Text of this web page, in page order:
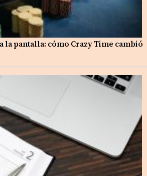
la pantalla: cómo Crazy Time cambió